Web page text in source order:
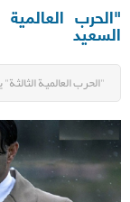
"الحرب
السعيد
"الحرب العالمية